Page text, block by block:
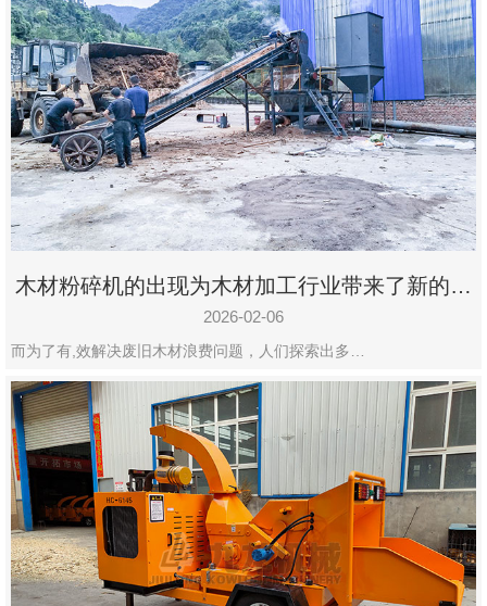
木材粉碎机的出现为木材加工行业带来了新的变
化
2026-02-06
而为了有,效解决废旧木材浪费问题，人们探索出多…